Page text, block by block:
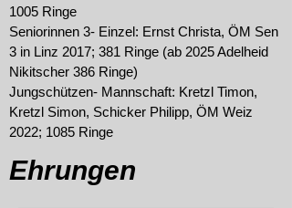
1005 Ringe
Seniorinnen 3- Einzel: Ernst Christa, ÖM Sen
3 in Linz 2017; 381 Ringe (ab 2025 Adelheid
Nikitscher 386 Ringe)
Jungschützen- Mannschaft: Kretzl Timon,
Kretzl Simon, Schicker Philipp, ÖM Weiz
2022; 1085 Ringe
Ehrungen